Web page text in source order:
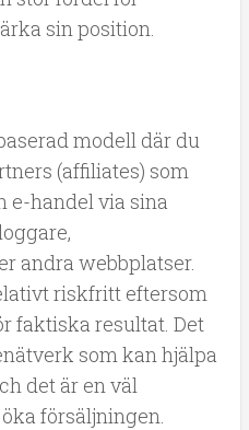
sin position.
modell där du
(affiliates) som
e-handel via sina
andra webbplatser.
riskfritt eftersom
faktiska resultat. Det
som kan hjälpa
det är en väl
försäljningen.